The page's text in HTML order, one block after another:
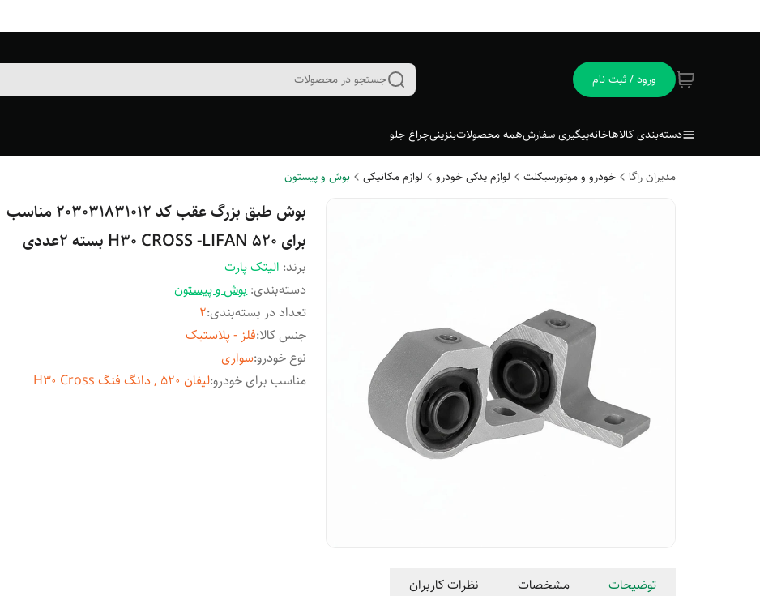
ورود / ثبت نام جستجو در محصولات
دسته‌بندی کالاهاخانهپیگیری سفارشهمه محصولاتبنزینیچراغ جلو
مدیران راگا خودرو و موتورسیکلت لوازم یدکی خودرو لوازم مکانیکی بوش و پیستون
بوش طبق بزرگ عقب کد 203031831012 مناسب
برای H30 CROSS -LIFAN 520 بسته 2عددی
برند:الیتک پارت
دسته‌بندی:بوش و پیستون
تعداد در بسته‌بندی:
2
جنس کالا:فلز - پلاستیک
نوع خودرو:سواری
مناسب برای خودرو:لیفان 520 , دانگ فنگ H30 Cross
توضیحات مشخصات نظرات کاربران